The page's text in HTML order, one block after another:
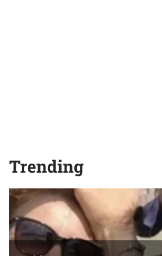
Trending